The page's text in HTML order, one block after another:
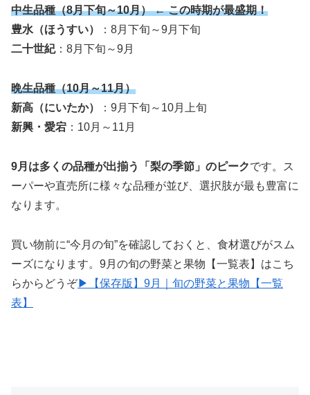
中生品種（8月下旬～10月）←この時期が最盛期！
豊水（ほうすい）
：8月下旬～9月下旬
二十世紀：8月下旬～9月
晩生品種（10月～11月）
新高（にいたか）
：9月下旬～10月上旬
新興・愛宕 ：10月～11月
9月は多くの品種が出揃う「梨の季節」のピークです。ス
ーパーや直売所に様々な品種が並び、選択肢が最も豊富に
なります。
買い物前に“今月の旬”を確認しておくと、食材選びがスム
ーズになります。9月の旬の野菜と果物【一覧表】はこち
らからどうぞ▶【保存版】9月｜旬の野菜と果物【一覧
表】